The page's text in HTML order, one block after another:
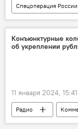
Спецоперация
Минобороны России
Запорожская область
Конъюнктурные
об укреплении
11 января 2024, 15:41
Радио
Россия
США